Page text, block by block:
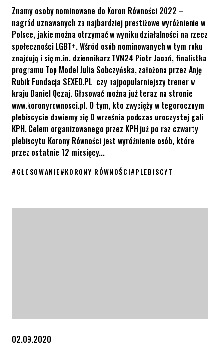
Znamy osoby nominowane do Koron Równości 2022 –
nagród uznawanych za najbardziej prestiżowe wyróżnienie w
Polsce, jakie można otrzymać w wyniku działalności na rzecz
społeczności LGBT+. Wśród osób nominowanych w tym roku
znajdują i się m.in. dziennikarz TVN24 Piotr Jacoń, finalistka
programu Top Model Julia Sobczyńska, założona przez Anję
Rubik Fundacja SEXED.PL czy najpopularniejszy trener w
kraju Daniel Qczaj. Głosować można już teraz na stronie
www.koronyrownosci.pl. O tym, kto zwycięży w tegorocznym
plebiscycie dowiemy się 8 września podczas uroczystej gali
KPH. Celem organizowanego przez KPH już po raz czwarty
plebiscytu Korony Równości jest wyróżnienie osób, które
przez ostatnie 12 miesięcy...
#GŁOSOWANIE#KORONY RÓWNOŚCI#PLEBISCYT
02.09.2020